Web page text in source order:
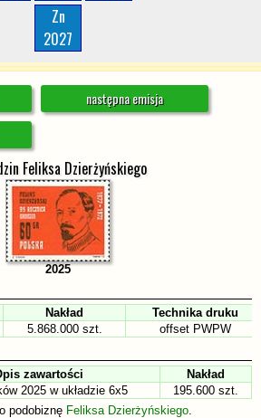
Zn
2027
następna emisja
Feliksa Dzierżyńskiego
2025
Nakład
Technika druku
5.868.000 szt.
offset PWPW
zawartości
Nakład
2025 w układzie 6x5
195.600 szt.
podobiznę Feliksa Dzierżyńskiego